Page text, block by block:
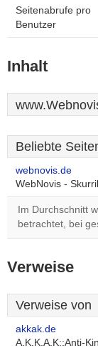
Seitenabrufe pro
Benutzer
Inhalt
Beliebte
webnovis.de
WebNovis -
Im Durchschnitt
betrachtet, bei
Verweise
Verweise von
akkak.de
A.K.K.A.K::Anti-